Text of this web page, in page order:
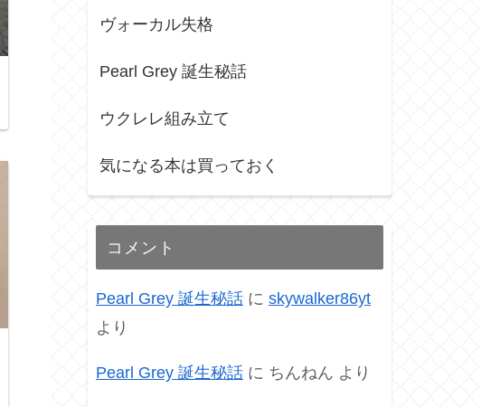
ヴォーカル失格
Pearl Grey 誕生秘話
ウクレレ組み立て
気になる本は買っておく
コメント
Pearl Grey 誕生秘話 に skywalker86yt
より
Pearl Grey 誕生秘話 に ちんねん より